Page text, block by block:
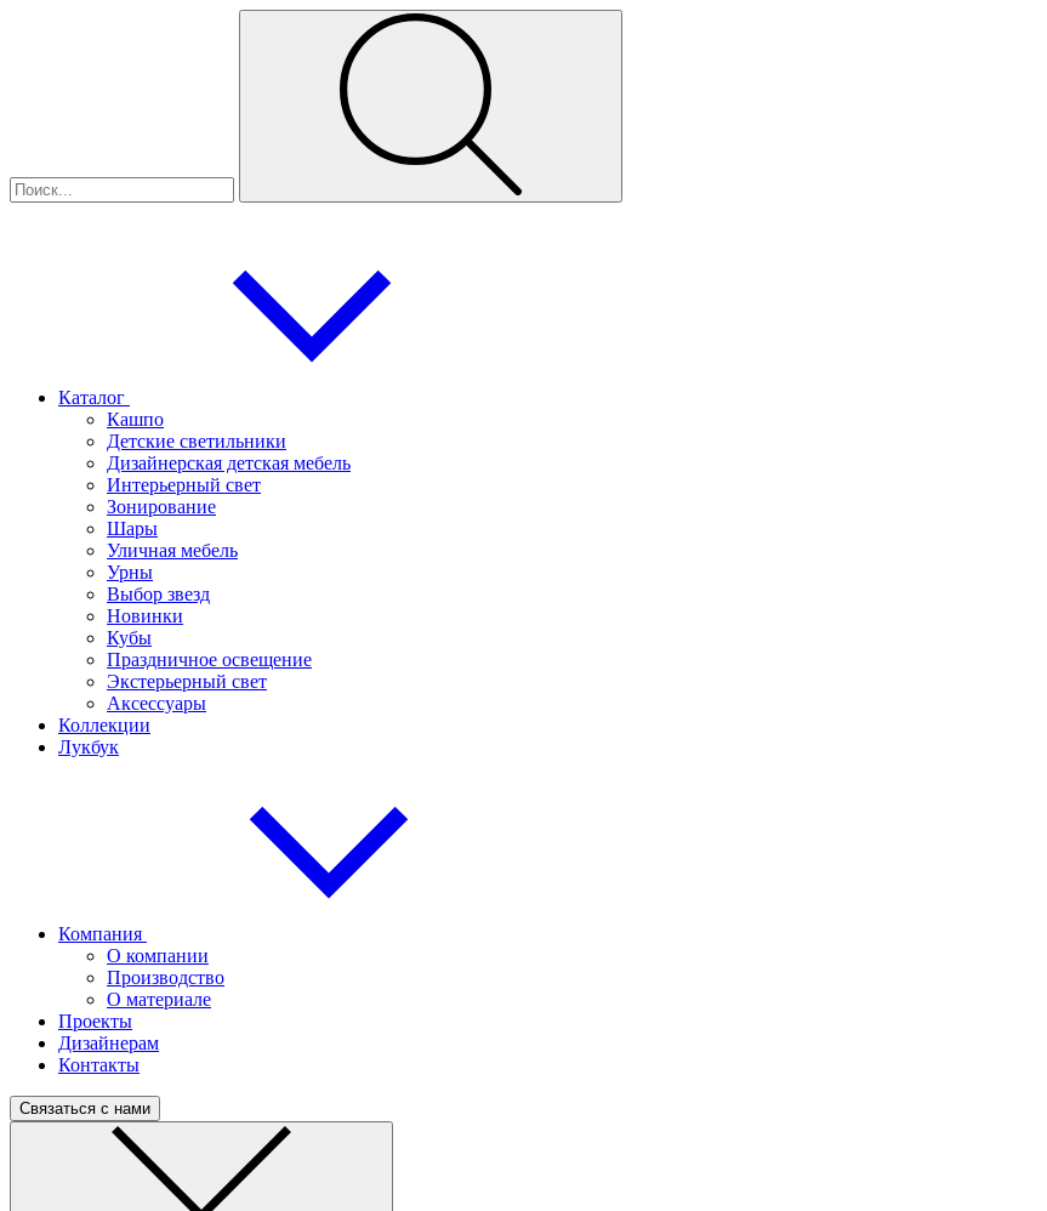
Каталог
Кашпо
Детские светильники
Дизайнерская детская мебель
Интерьерный свет
Зонирование
Шары
Уличная мебель
Урны
Выбор звезд
Новинки
Кубы
Праздничное освещение
Экстерьерный свет
Аксессуары
Коллекции
Лукбук
Компания
О компании
Производство
О материале
Проекты
Дизайнерам
Контакты
Связаться с нами